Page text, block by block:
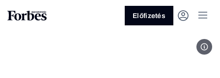
Előfizetés